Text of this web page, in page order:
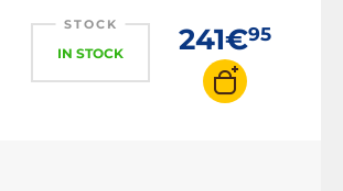
STOCK
IN STOCK 241€95